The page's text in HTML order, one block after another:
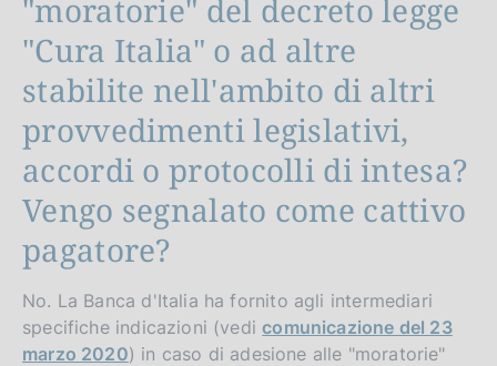
"moratorie" del decreto legge
"Cura Italia" o ad altre
stabilite nell'ambito di altri
provvedimenti legislativi,
accordi o protocolli di intesa?
Vengo segnalato come cattivo
pagatore?
No. La Banca d'Italia ha fornito agli intermediari
specifiche indicazioni (vedicomunicazione del 23
marzo 2020) in caso di adesione alle "moratorie"